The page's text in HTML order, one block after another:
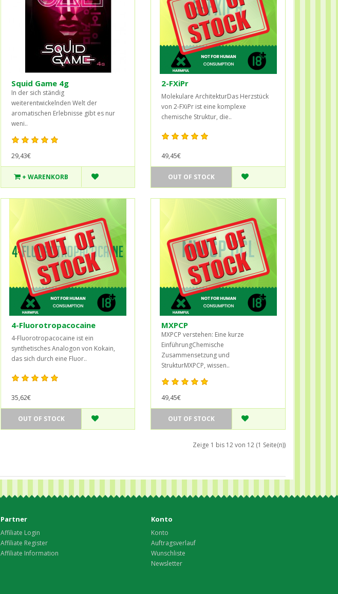
Squid Game 4g
In der sich ständig
weiterentwickelnden Welt der
aromatischen Erlebnisse gibt es nur
weni..
29,43€
+ WARENKORB
2-FXiPr
Molekulare ArchitekturDas Herzstück
von 2-FXiPr ist eine komplexe
chemische Struktur, die..
49,45€
OUT OF STOCK
4-Fluorotropacocaine
4-Fluorotropacocaine ist ein
synthetisches Analogon von Kokain,
das sich durch eine Fluor..
35,62€
OUT OF STOCK
MXPCP
MXPCP verstehen: Eine kurze
EinführungChemische
Zusammensetzung und
StrukturMXPCP, wissen..
49,45€
OUT OF STOCK
Zeige 1 bis 12 von 12 (1 Seite(n))
Partner
Affiliate Login
Affiliate Register
Affiliate Information
Konto
Konto
Auftragsverlauf
Wunschliste
Newsletter